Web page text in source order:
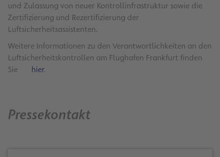
und Zulassung von neuer Kontrollinfrastruktur sowie die
Zertifizierung und Rezertifizierung der
Luftsicherheitsassistenten.
Weitere Informationen zu den Verantwortlichkeiten an den
Luftsicherheitskontrollen am Flughafen Frankfurt finden
Sie
hier.
Pressekontakt